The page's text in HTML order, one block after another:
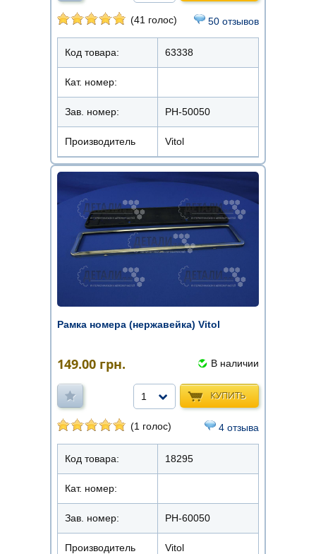
(41 голос) 50 отзывов
Код товара: 63338
Кат. номер:
Зав. номер: РН-50050
Производитель Vitol
Рамка номера (нержавейка) Vitol
149.00 грн. В наличии
КУПИТЬ
1
(1 голос) 4 отзыва
Код товара: 18295
Кат. номер:
Зав. номер: РН-60050
Производитель Vitol